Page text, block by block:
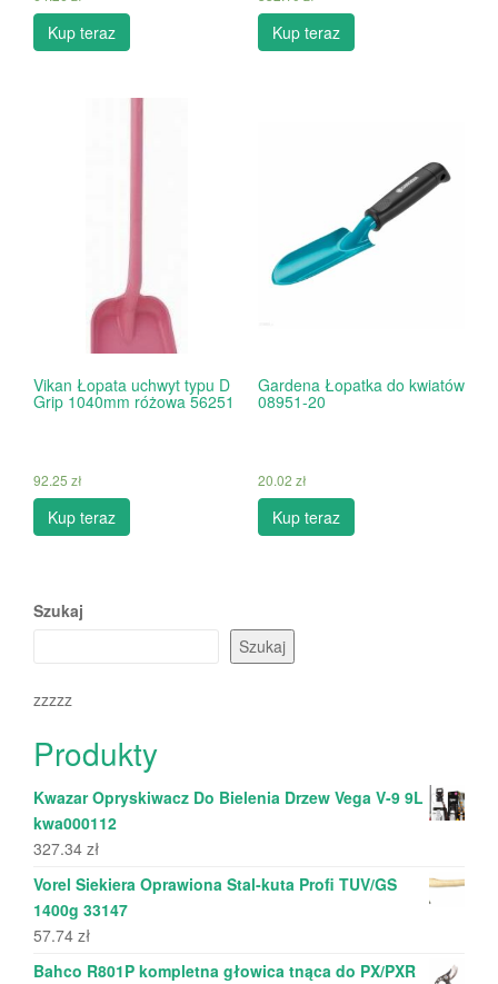
Kup teraz Kup teraz
Vikan Łopata uchwyt typu D
Grip 1040mm różowa 56251
92.25 zł
Kup teraz
Gardena Łopatka do kwiatów
08951-20
20.02 zł
Kup teraz
Szukaj
Szukaj
zzzzz
Produkty
Kwazar Opryskiwacz Do Bielenia Drzew Vega V-9 9L
kwa000112
327.34 zł
Vorel Siekiera Oprawiona Stal-kuta Profi TUV/GS
1400g 33147
57.74 zł
Bahco R801P kompletna głowica tnąca do PX/PXR